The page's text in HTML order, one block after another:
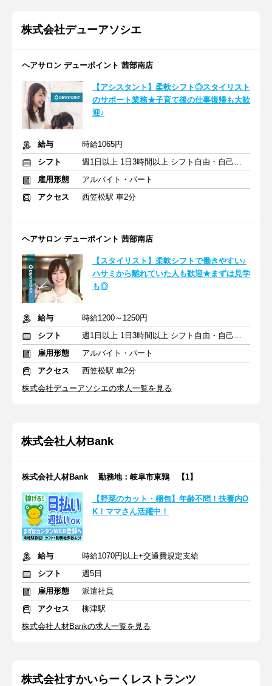
株式会社デューアソシエ
ヘアサロン デューポイント 茜部南店
【アシスタント】柔軟シフト◎スタイリスト
のサポート業務★子育て後の仕事復帰も大歓
迎♪
給与
時給1065円
シフト
週1日以上 1日3時間以上 シフト自由・自己申告
雇用形態
アルバイト・パート
アクセス
西笠松駅 車2分
ヘアサロン デューポイント 茜部南店
【スタイリスト】柔軟シフトで働きやすい♪
ハサミから離れていた人も歓迎★まずは見学
も◎
給与
時給1200～1250円
シフト
週1日以上 1日3時間以上 シフト自由・自己申告
雇用形態
アルバイト・パート
アクセス
西笠松駅 車2分
株式会社デューアソシエの求人一覧を見る
株式会社人材Bank
株式会社人材Bank 勤務地：岐阜市東鶉 【1】
【野菜のカット・梱包】年齢不問！扶養内O
K！ママさん活躍中！
給与
時給1070円以上+交通費規定支給
シフト
週5日
雇用形態
派遣社員
アクセス
柳津駅
株式会社人材Bankの求人一覧を見る
株式会社すかいらーくレストランツ